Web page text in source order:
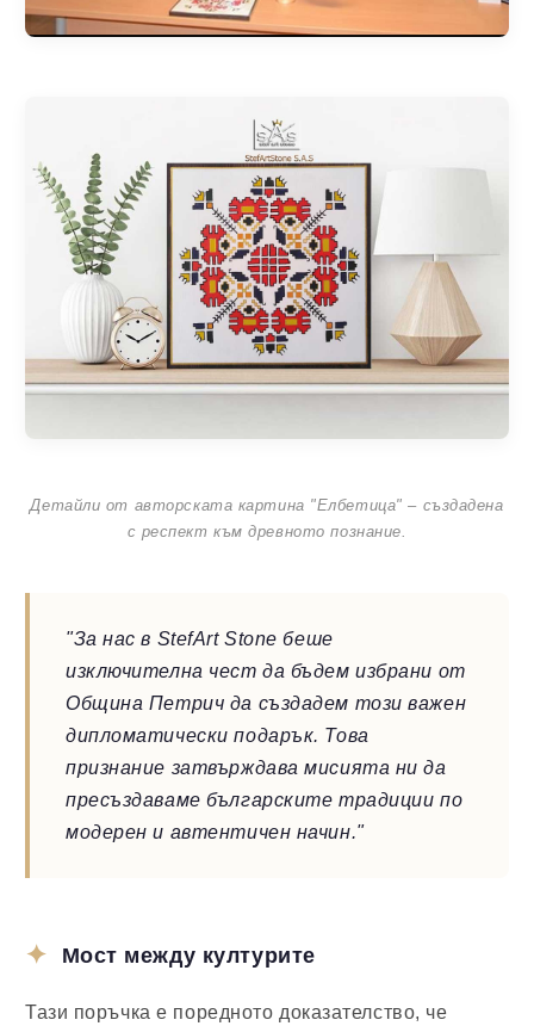
Детайли от авторската картина "Елбетица" – създадена
с респект към древното познание.
"За нас в StefArt Stone беше
изключителна чест да бъдем избрани от
Община Петрич да създадем този важен
дипломатически подарък. Това
признание затвърждава мисията ни да
пресъздаваме българските традиции по
модерен и автентичен начин."
Мост между културите
Тази поръчка е поредното доказателство, че